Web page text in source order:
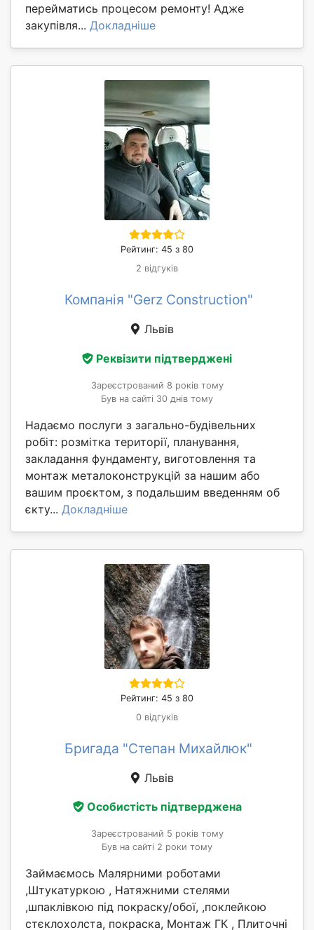
перейматись процесом ремонту! Адже
закупівля... Докладніше
Рейтинг: 45 з 80
2 відгуків
Компанія "Gerz Construction"
Львів
Реквізити підтверджені
Зареєстрований 8 років тому
Був на сайті 30 днів тому
Надаємо послуги з загально-будівельних
робіт: розмітка території, планування,
закладання фундаменту, виготовлення та
монтаж металоконструкцій за нашим або
вашим проєктом, з подальшим введенням об
єкту... Докладніше
Рейтинг: 45 з 80
0 відгуків
Бригада "Степан Михайлюк"
Львів
Особистість підтверджена
Зареєстрований 5 років тому
Був на сайті 2 роки тому
Займаємось Малярними роботами
,Штукатуркою , Натяжними стелями
,шпаклівкою під покраску/обої, ,поклейкою
стєклохолста, покраска, Монтаж ГК , Плиточні